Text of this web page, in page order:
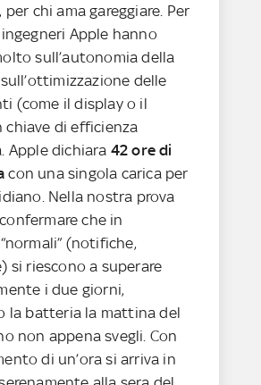
per chi ama gareggiare. Per
Apple hanno
sull’autonomia della
delle
(come il display o il
chiave di efficienza
Apple dichiara 42 ore di
con una singola carica per
Nella nostra prova
che in
(notifiche,
si riescono a superare
i due giorni,
la batteria la mattina del
non appena svegli. Con
di un’ora si arriva in